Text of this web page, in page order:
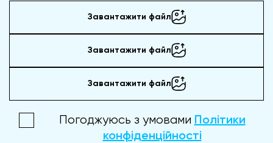
Завантажити файл
Завантажити файл
Завантажити файл
Погоджуюсь з умовами Політики
конфіденційності